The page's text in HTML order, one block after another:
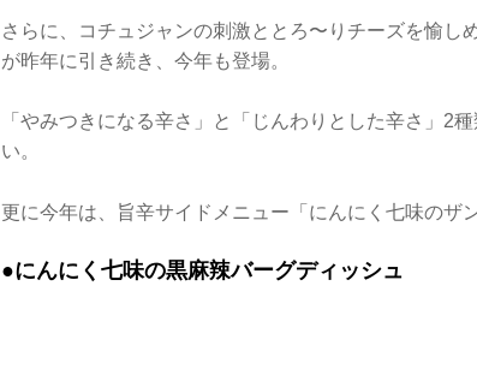
さらに、コチュジャンの刺激ととろ〜りチーズを愉し
が昨年に引き続き、今年も登場。
「やみつきになる辛さ」と「じんわりとした辛さ」2
い。
更に今年は、旨辛サイドメニュー「にんにく七味のザ
●にんにく七味の黒麻辣バーグディッシュ